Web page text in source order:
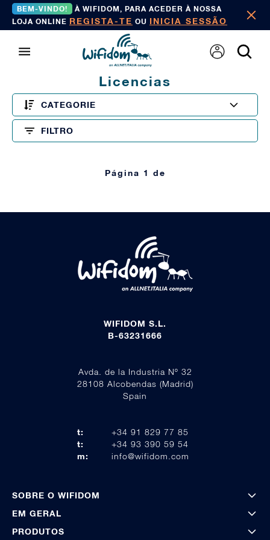
BEM-VINDO!
À WIFIDOM, PARA ACEDER À NOSSA
LOJA ONLINE REGISTA-TE OU INICIA SESSÃO
Licencias
CATEGORIE
FILTRO
Página 1 de
WIFIDOM S.L.
B-63231666
Avda. de la Industria Nº 32
28108 Alcobendas (Madrid)
Spain
t:
+34 91 829 77 85
t:
+34 93 390 59 54
m:
info@wifidom.com
SOBRE O WIFIDOM
EM GERAL
PRODUTOS